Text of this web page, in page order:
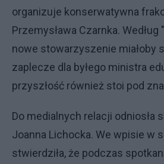
organizuje konserwatywna
Przemysława Czarnka.
nowe stowarzyszenie miałoby
zaplecze dla byłego ministra
przyszłość również stoi pod
Do medialnych relacji odniosła
Joanna Lichocka. We wpisie w
stwierdziła, że podczas